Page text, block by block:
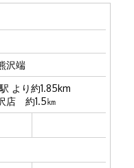
沢端
より約1.85km
店 約1.5㎞